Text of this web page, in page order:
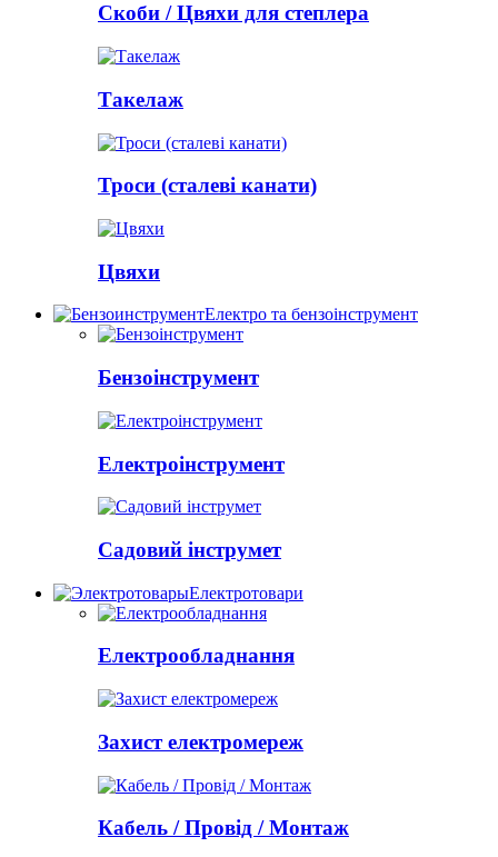
Скоби / Цвяхи для степлера
Такелаж
Троси (сталеві канати)
Цвяхи
Електро та бензоінструмент
Бензоінструмент
Електроінструмент
Садовий інструмет
Електротовари
Електрообладнання
Захист електромереж
Кабель / Провід / Монтаж